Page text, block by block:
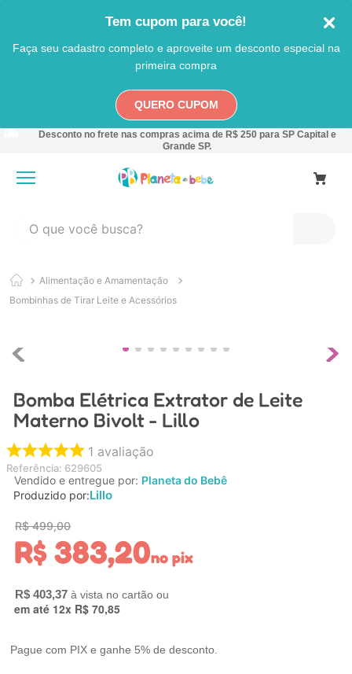
Tem cupom para você!
Faça seu cadastro completo e aproveite um desconto especial na
primeira compra
QUERO CUPOM
Desconto no frete nas compras acima de R$ 250 para SP Capital e
Grande SP.
Alimentação e Amamentação
Bombinhas de Tirar Leite e Acessórios
Bomba Elétrica Extrator de Leite
Materno Bivolt - Lillo
1 avaliação
Referência: 629605
Vendido e entregue por: Planeta do Bebê
Produzido por:Lillo
R$ 499,00
R$ 383,20no pix
R$ 403,37
em até 12x R$ 70,85
Pague com PIX e ganhe 5% de desconto.
1 º
carro
5º
chupeta
6º
nuk
7º
carrinho bebe
8º
mamadeira
brinquedo banho
10º carro eletrico